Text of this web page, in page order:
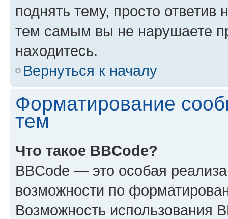
поднять тему, просто ответив
тем самым вы не нарушаете
находитесь.
Вернуться к началу
Форматирование
тем
Что такое BBCode?
BBCode — это особая
возможности по
Возможность использования